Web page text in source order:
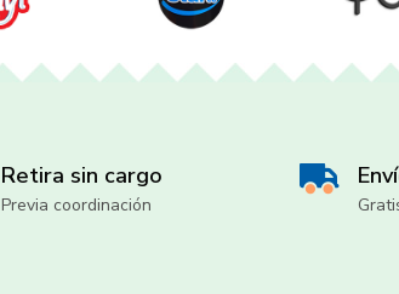
Retira sin cargo
Previa coordinación